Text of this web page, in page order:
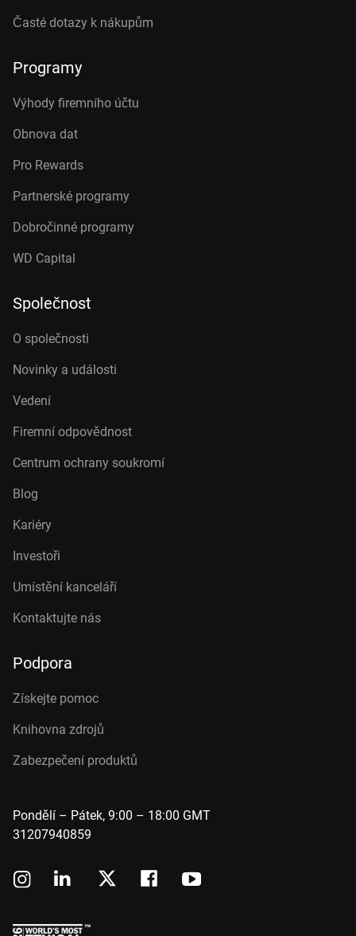
Časté dotazy k nákupům
Programy
Výhody firemního účtu
Obnova dat
Pro Rewards
Partnerské programy
Dobročinné programy
WD Capital
Společnost
O společnosti
Novinky a události
Vedení
Firemní odpovědnost
Centrum ochrany soukromí
Blog
Kariéry
Investoři
Umístění kanceláří
Kontaktujte nás
Podpora
Získejte pomoc
Knihovna zdrojů
Zabezpečení produktů
Pondělí – Pátek, 9:00 – 18:00 GMT
31207940859